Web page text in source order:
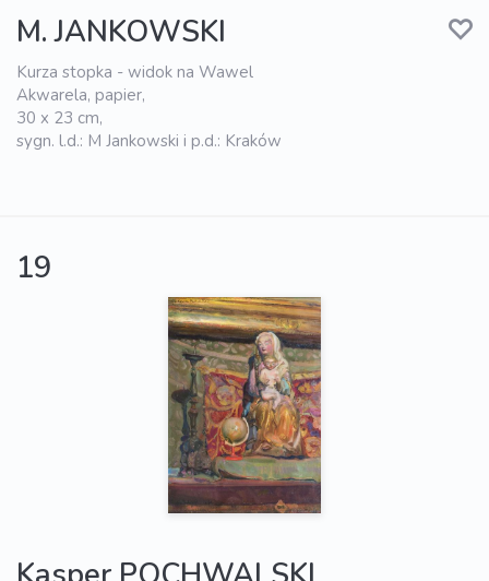
M. JANKOWSKI
Kurza stopka - widok na Wawel
Akwarela, papier,
30 x 23 cm,
sygn. l.d.: M Jankowski i p.d.: Kraków
19